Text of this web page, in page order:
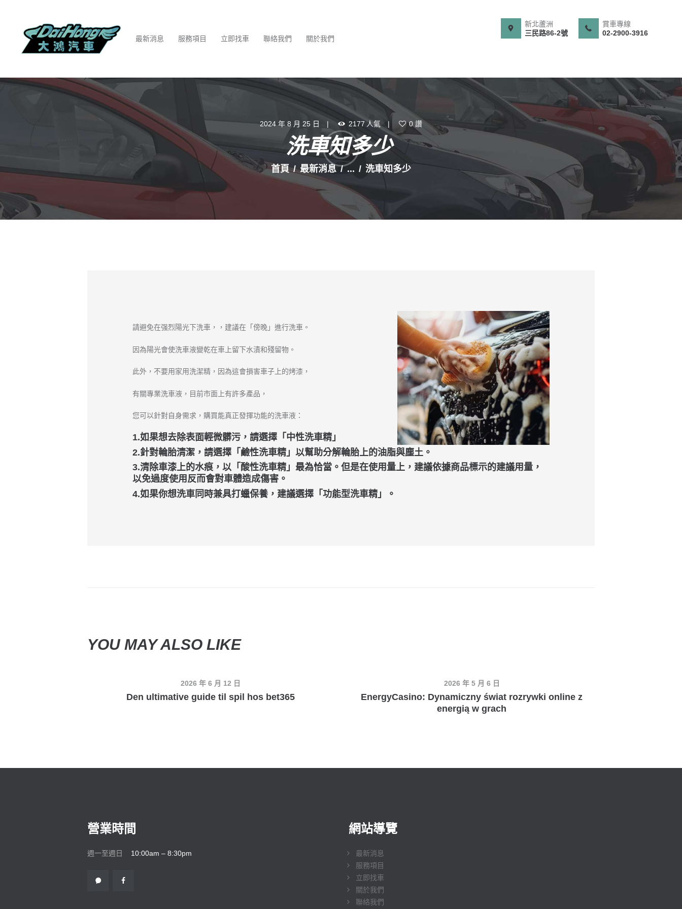
最新消息 服務項目 立即找車 聯絡我們 關於我們
新北蘆洲
三民路86-2號
賞車專線
02-2900-3916
2024 年 8 月 25 日 2177 人氣 0 讚
洗車知多少
首頁 最新消息 ... 洗車知多少
服務項目
聯絡我們
關於我們
請避免在强烈陽光下洗車，，建議在「傍晚」進行洗車。
因為陽光會使洗車液變乾在車上留下水漬和殘留物。
此外，不要用家用洗潔精，因為這會損害車子上的烤漆，
有關專業洗車液，目前市面上有許多產品，
您可以針對自身需求，購買能真正發揮功能的洗車液：
1.如果想去除表面輕微髒污，請選擇「中性洗車精」
2.針對輪胎清潔，請選擇「鹼性洗車精」以幫助分解輪胎上的油脂與塵土。
3.清除車漆上的水痕，以「酸性洗車精」最為恰當。但是在使用量上，建議依據商品標示的建議用量，
以免過度使用反而會對車體造成傷害。
4.如果你想洗車同時兼具打蠟保養，建議選擇「功能型洗車精」。
YOU MAY ALSO LIKE
2026 年 6 月 12 日
Den ultimative guide til spil hos bet365
2026 年 5 月 6 日
EnergyCasino: Dynamiczny świat rozrywki online z
energią w grach
營業時間
週一至週日 10:00am – 8:30pm
網站導覽
最新消息
服務項目
立即找車
關於我們
聯絡我們